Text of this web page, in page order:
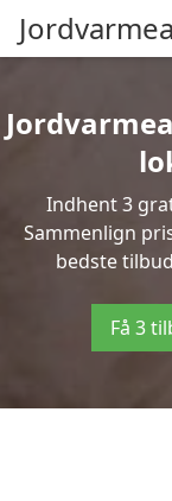
Indhent 3
Sammenlign
bedste
Få 3